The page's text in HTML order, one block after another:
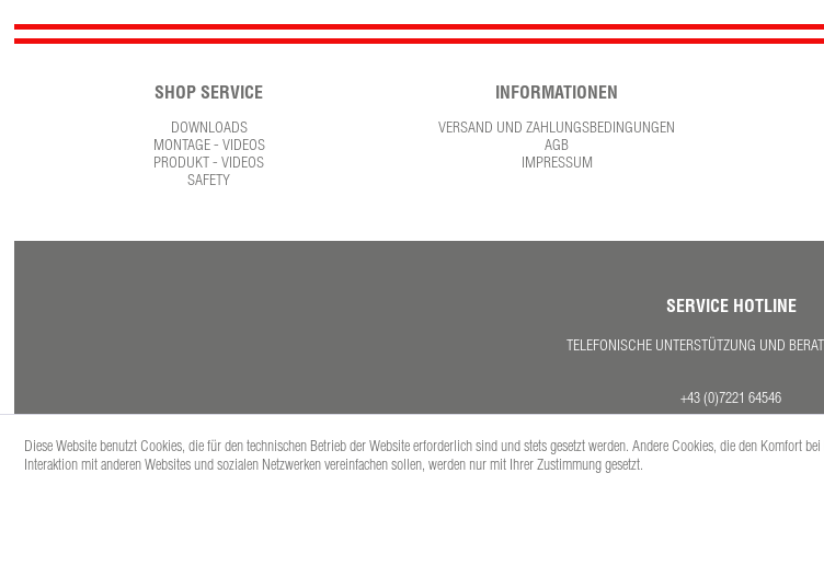
SHOP SERVICE
DOWNLOADS
MONTAGE - VIDEOS
PRODUKT - VIDEOS
SAFETY
INFORMATIONEN
VERSAND UND ZAHLUNGSBEDINGUNGEN
AGB
IMPRESSUM
SERVICE HOTLINE
TELEFONISCHE UNTERSTÜTZUNG UND
+43 (0)7221 64546
FR. 08:00 - 12:30 UHR
Diese Website benutzt Cookies, die für den technischen Betrieb der Website erforderlich sind und stets gesetzt werden. Andere Cookies, die den Komfort
Interaktion mit anderen Websites und sozialen Netzwerken vereinfachen sollen, werden nur mit Ihrer Zustimmung gesetzt.